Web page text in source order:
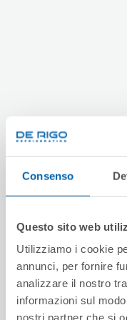
Consenso
Questo sito web
Utilizziamo i cookie
annunci, per fornire
analizzare il nostro
informazioni sul
nostri partner che si